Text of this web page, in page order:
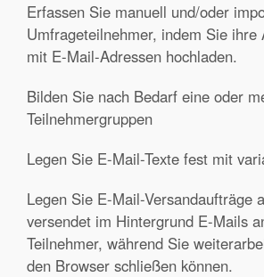
Erfassen Sie manuell und/oder
Umfrageteilnehmer, indem Sie ihre
mit E-Mail-Adressen hochladen.
Bilden Sie nach Bedarf eine oder
Teilnehmergruppen
Legen Sie E-Mail-Texte fest mit
Legen Sie E-Mail-Versandaufträge
versendet im Hintergrund E-Mails
Teilnehmer, während Sie
den Browser schließen können.